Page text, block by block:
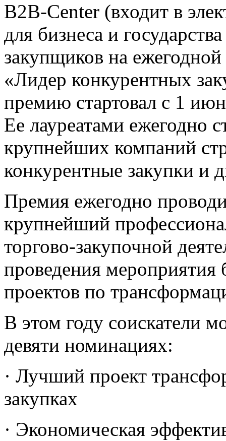
B2B-Center (входит в
для бизнеса и
закупщиков на
«Лидер конкурентных
премию стартовал с 1
Ее лауреатами ежегодно
крупнейших компаний
конкурентные закупки и
Премия ежегодно
крупнейший
торгово-закупочной
проведения мероприятия
проектов по
В этом году соискатели
девяти номинациях:
· Лучший проект
закупках
· Экономическая